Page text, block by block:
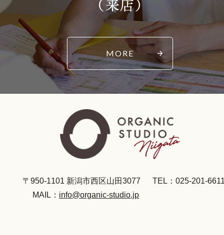
（来店）
MORE
〒950-1101 新潟市西区山田3077
TEL：025-201-
MAIL： info@organic-studio.jp